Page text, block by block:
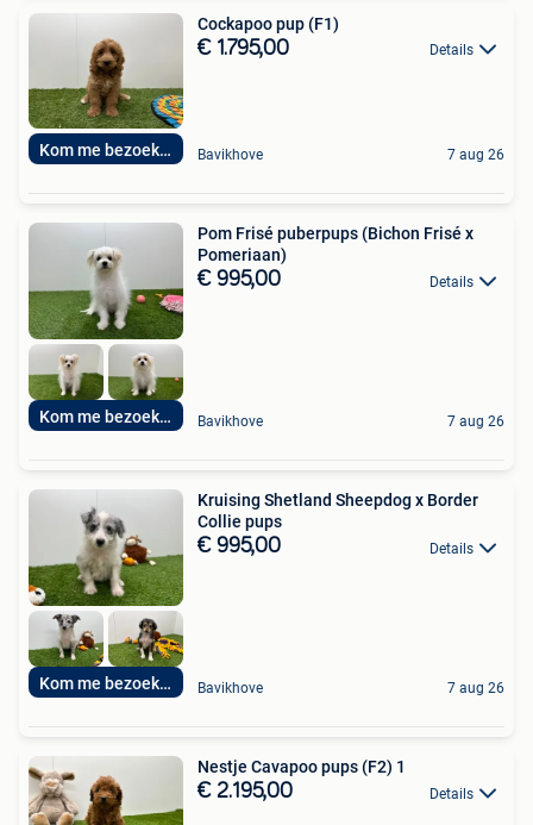
Kom me bezoeken
Cockapoo pup (F1)
€ 1.795,00 Details
Bavikhove 7 aug 26
Kom me bezoeken
Pom Frisé puberpups (Bichon Frisé x
Pomeriaan)
€ 995,00 Details
Bavikhove 7 aug 26
Kom me bezoeken
Kruising Shetland Sheepdog x Border
Collie pups
€ 995,00 Details
Bavikhove 7 aug 26
Nestje Cavapoo pups (F2) 1
€ 2.195,00 Details